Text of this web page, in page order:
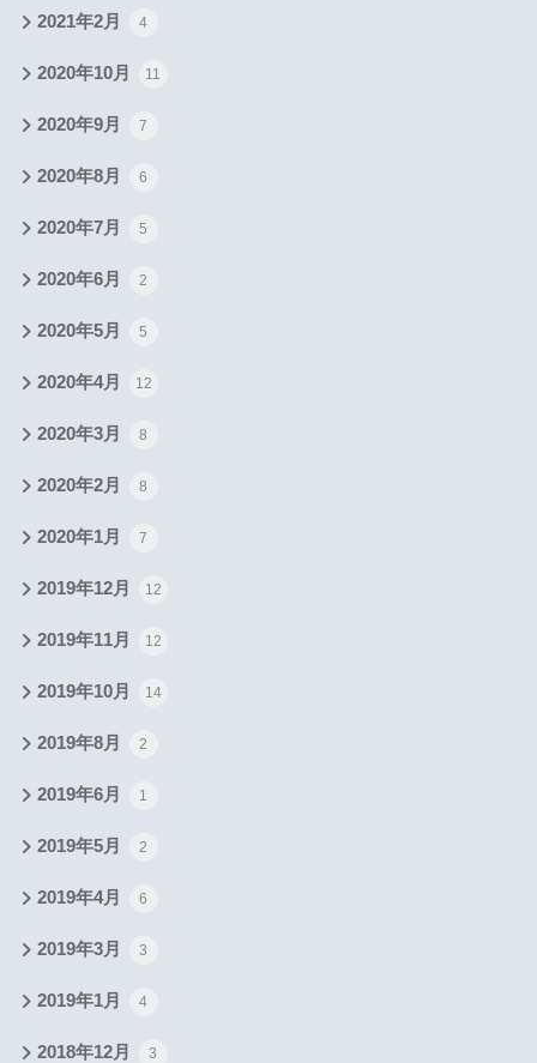
2021年2月 4
2020年10月 11
2020年9月 7
2020年8月 6
2020年7月 5
2020年6月 2
2020年5月 5
2020年4月 12
2020年3月 8
2020年2月 8
2020年1月 7
2019年12月 12
2019年11月 12
2019年10月 14
2019年8月 2
2019年6月 1
2019年5月 2
2019年4月 6
2019年3月 3
2019年1月 4
2018年12月 3